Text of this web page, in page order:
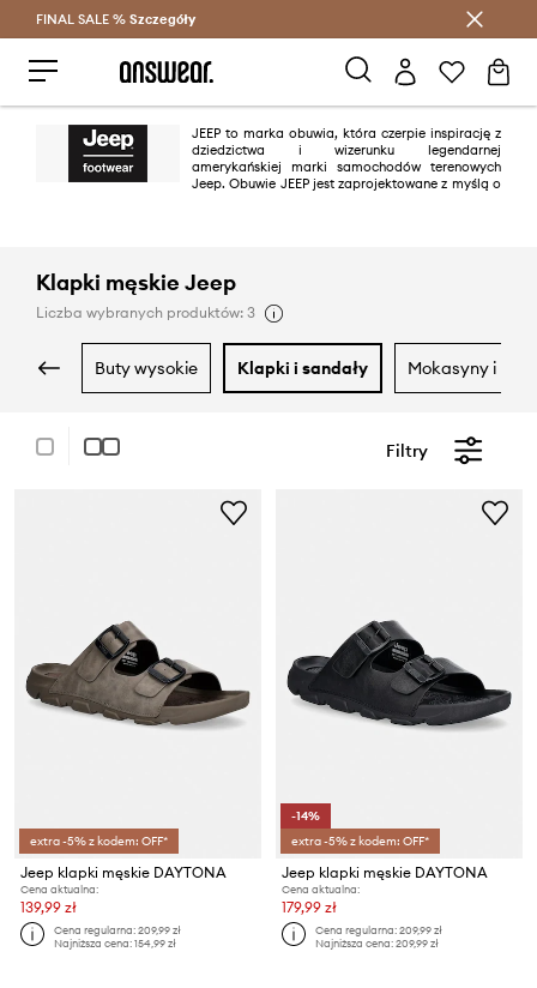
Oszczędzaj z Answear Club >
FINAL SALE % Szczegóły
JEEP to marka obuwia, która czerpie inspirację z
dziedzictwa i wizerunku legendarnej
amerykańskiej marki samochodów terenowych
Jeep. Obuwie JEEP jest zaprojektowane z myślą o
na solidne materiały i staranne wykonanie, zapewniając produkty, które są
Klapki męskie Jeep
Liczba wybranych produktów: 3
buty wysokie klapki i sandały mokasyny i
Filtry
extra -5% z kodem: OFF*
Jeep klapki męskie DAYTONA
Cena aktualna:
139,99 zł
Cena regularna:209,99 zł
Najniższa cena:154,99 zł
-14%
extra -5% z kodem: OFF*
Jeep klapki męskie DAYTONA
Cena aktualna:
179,99 zł
Cena regularna:209,99 zł
Najniższa cena:209,99 zł